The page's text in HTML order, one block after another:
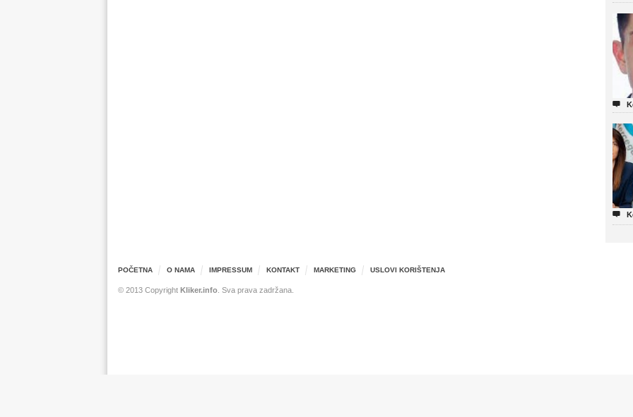


POČETNA O NAMA IMPRESSUM KONTAKT MARKETING USLOVI KORIŠTENJA
© 2013 Copyright Kliker.info. Sva prava zadržana.